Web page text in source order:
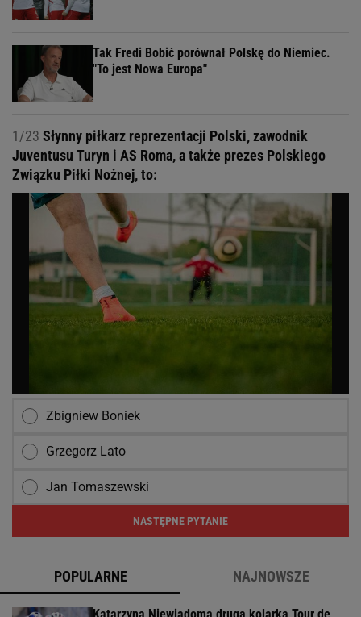
Tak Fredi Bobić porównał Polskę do Niemiec.
"To jest Nowa Europa"
1/23 Słynny piłkarz reprezentacji Polski, zawodnik
Juventusu Turyn i AS Roma, a także prezes Polskiego
Związku Piłki Nożnej, to:
Zbigniew Boniek
Grzegorz Lato
Jan Tomaszewski
NASTĘPNE PYTANIE
POPULARNE NAJNOWSZE